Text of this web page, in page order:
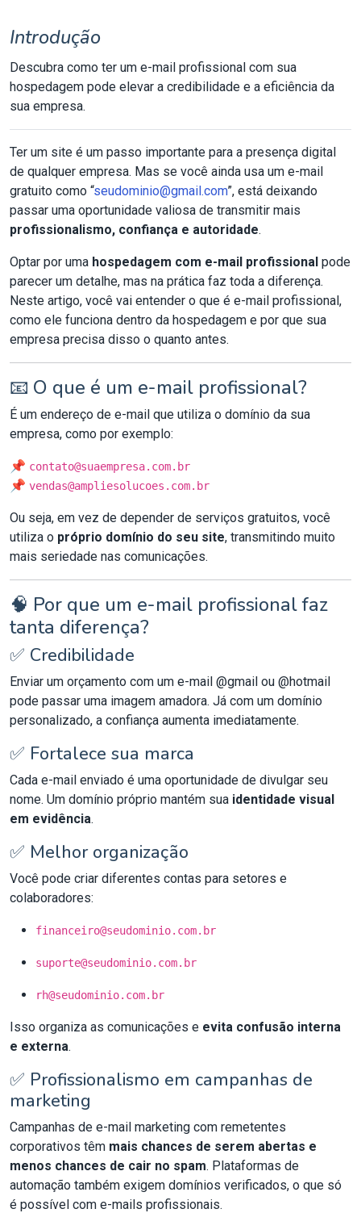
Introdução
Descubra como ter um e-mail profissional com sua
hospedagem pode elevar a credibilidade e a eficiência da
sua empresa.
Ter um site é um passo importante para a presença digital
de qualquer empresa. Mas se você ainda usa um e-mail
gratuito como “seudominio@gmail.com”, está deixando
passar uma oportunidade valiosa de transmitir mais
profissionalismo, confiança e autoridade.
Optar por uma hospedagem com e-mail profissional pode
parecer um detalhe, mas na prática faz toda a diferença.
Neste artigo, você vai entender o que é e-mail profissional,
como ele funciona dentro da hospedagem e por que sua
empresa precisa disso o quanto antes.
📧 O que é um e-mail profissional?
É um endereço de e-mail que utiliza o domínio da sua
empresa, como por exemplo:
📌 contato@suaempresa.com.br
📌 vendas@ampliesolucoes.com.br
Ou seja, em vez de depender de serviços gratuitos, você
utiliza o próprio domínio do seu site, transmitindo muito
mais seriedade nas comunicações.
🧠 Por que um e-mail profissional faz
tanta diferença?
✅ Credibilidade
Enviar um orçamento com um e-mail @gmail ou @hotmail
pode passar uma imagem amadora. Já com um domínio
personalizado, a confiança aumenta imediatamente.
✅ Fortalece sua marca
Cada e-mail enviado é uma oportunidade de divulgar seu
nome. Um domínio próprio mantém sua identidade visual
em evidência.
✅ Melhor organização
Você pode criar diferentes contas para setores e
colaboradores:
financeiro@seudominio.com.br
suporte@seudominio.com.br
rh@seudominio.com.br
Isso organiza as comunicações e evita confusão interna
e externa.
✅ Profissionalismo em campanhas de
marketing
Campanhas de e-mail marketing com remetentes
corporativos têm mais chances de serem abertas e
menos chances de cair no spam. Plataformas de
automação também exigem domínios verificados, o que só
é possível com e-mails profissionais.